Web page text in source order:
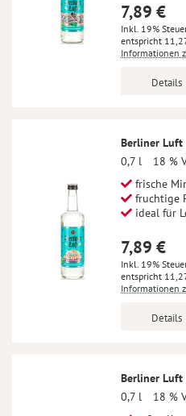
7,89 €
Inkl. 19%
Informationen
Details
Berliner Luft
0,7 l
18 %
frische
fruchtige
ideal für
7,89 €
Inkl. 19%
Informationen
Details
Berliner Luft
0,7 l
18 %